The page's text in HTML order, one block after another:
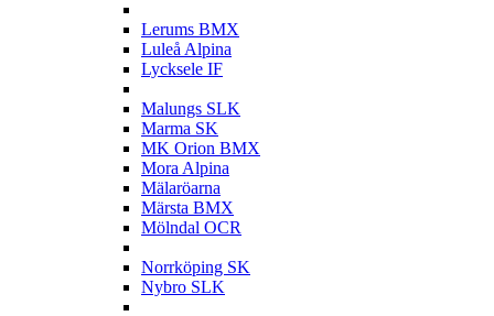
Lerums BMX
Luleå Alpina
Lycksele IF
Malungs SLK
Marma SK
MK Orion BMX
Mora Alpina
Mälaröarna
Märsta BMX
Mölndal OCR
Norrköping SK
Nybro SLK